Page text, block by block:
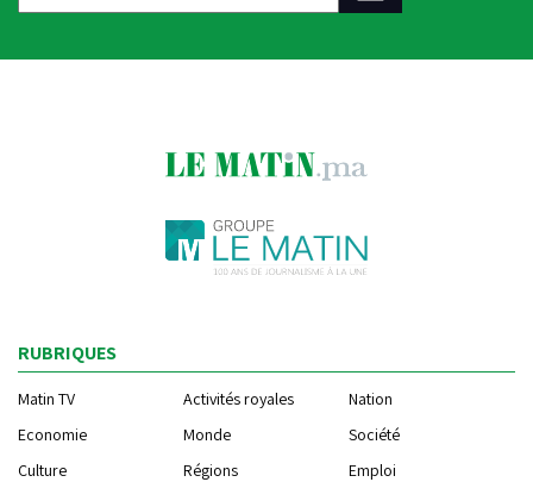
RUBRIQUES
Matin TV Activités royales
Nation
Economie
Monde
Société
Culture
Régions
Emploi